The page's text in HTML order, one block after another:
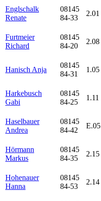
Englschalk
Renate
08145
84-33
2.01
Furtmeier
Richard
08145
84-20
2.08
Hanisch Anja
08145
84-31
1.05
Harkebusch
Gabi
08145
84-25
1.11
Haselbauer
Andrea
08145
84-42
E.05
Hörmann
Markus
08145
84-35
2.15
Hohenauer
Hanna
08145
84-53
2.14